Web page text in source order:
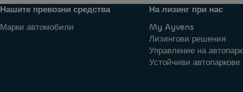
Нашите превозни средства
Марки автомобили
На лизинг при нас
My Ayvens
Лизингови решения
Управление на автопарк
Устойчиви автопаркове